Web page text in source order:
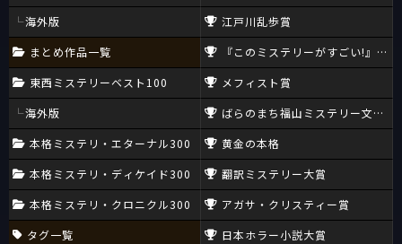
海外版
まとめ作品一覧
東西ミステリーベスト100
海外版
本格ミステリ・エターナル300
本格ミステリ・ディケイド300
本格ミステリ・クロニクル300
タグ一覧
江戸川乱歩賞
『このミステリーがすごい!』大賞
メフィスト賞
ばらのまち福山ミステリー文学新
黄金の本格
翻訳ミステリー大賞
アガサ・クリスティー賞
日本ホラー小説大賞